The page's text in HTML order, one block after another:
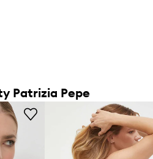
Patrizia Pepe